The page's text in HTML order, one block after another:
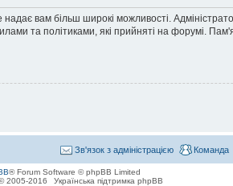
вам більш широкі можливості.
та політиками, які прийняті на форумі.
Команда
Зв'язок з адміністрацією
® Forum Software © phpBB Limited
2005-2016
Українська підтримка phpBB